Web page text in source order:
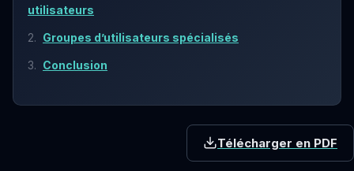
utilisateurs
Groupes d’utilisateurs spécialisés
Conclusion
Télécharger en PDF